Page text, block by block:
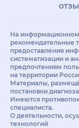
На
рекомендательные
предоставления
систематизации и
предпочтениям
на территории
Материалы,
постановки
Имеются
специалиста.
О деятельности,
технологий